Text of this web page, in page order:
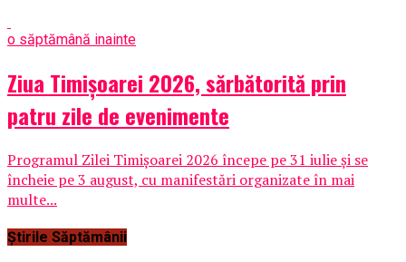
o săptămână inainte
Ziua Timișoarei 2026, sărbătorită prin
patru zile de evenimente
Programul Zilei Timișoarei 2026 începe pe 31 iulie și se
încheie pe 3 august, cu manifestări organizate în mai
multe...
Știrile Săptămânii